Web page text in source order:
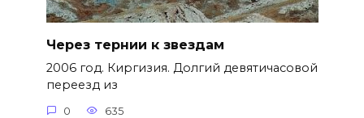
Через тернии к звездам
2006 год. Киргизия. Долгий девятичасовой
переезд из
0 635